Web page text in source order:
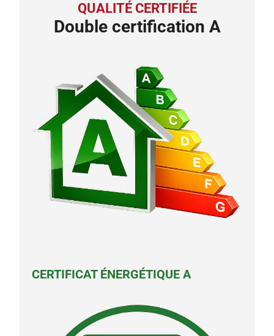
QUALITÉ CERTIFIÉE
Double certification A
CERTIFICAT ÉNERGÉTIQUE A